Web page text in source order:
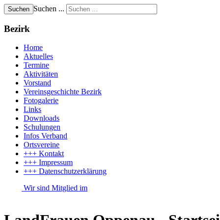
Suchen Suchen ...
Bezirk
Home
Aktuelles
Termine
Aktivitäten
Vorstand
Vereinsgeschichte Bezirk
Fotogalerie
Links
Downloads
Schulungen
Infos Verband
Ortsvereine
+++ Kontakt
+++ Impressum
+++ Datenschutzerklärung
Wir sind Mitglied im